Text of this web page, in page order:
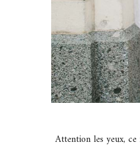
Attention les yeux,